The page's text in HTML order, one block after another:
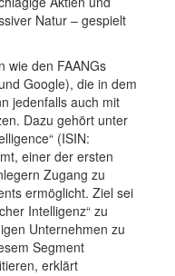
Natur – gespielt
wie den FAANGs
Google), die in dem
jedenfalls auch mit
Dazu gehört unter
(ISIN:
einer der ersten
Zugang zu
ermöglicht. Ziel sei
Intelligenz“ zu
Unternehmen zu
Segment
erklärt